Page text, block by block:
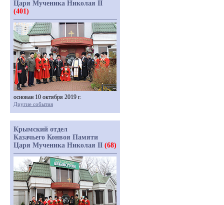
Царя Мученика Николая II
(401)
основан 10 октября 2019 г.
Другие события
Крымский отдел
Казачьего Конвоя Памяти
Царя Мученика Николая II (68)